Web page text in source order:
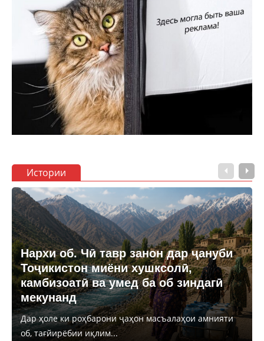
Истории
Нархи об. Чӣ тавр занон дар ҷануби
Тоҷикистон миёни хушксолӣ,
камбизоатӣ ва умед ба об зиндагӣ
мекунанд
Дар ҳоле ки роҳбарони ҷаҳон масъалаҳои амнияти
об, тағйирёбии иқлим...